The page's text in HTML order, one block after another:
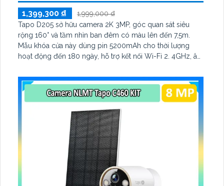
1,399,300 ₫
1,999,000 ₫
Tapo D205 sở hữu camera 2K 3MP, góc quan sát siêu
rộng 160° và tầm nhìn ban đêm có màu lên đến 7,5m.
Mẫu khóa cửa này dùng pin 5200mAh cho thời lượng
hoạt động đến 180 ngày, hỗ trợ kết nối Wi-Fi 2. 4GHz, âm